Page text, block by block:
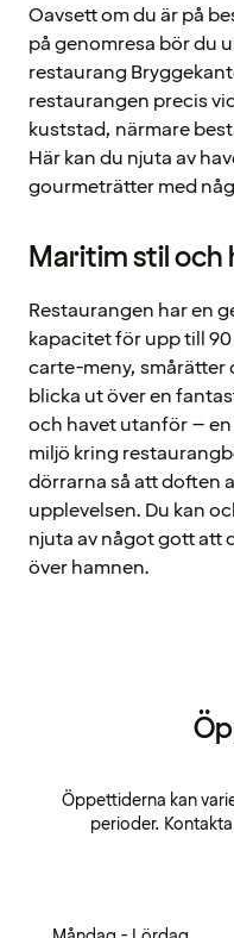
Oavsett om du är på
på genomresa bör du
restaurang
restaurangen precis
kuststad, närmare
Här kan du njuta av
gourmeträtter med
Maritim stil och
Restaurangen har en
kapacitet för upp till
carte-meny, smårätter
blicka ut över en
och havet utanför –
miljö kring
dörrarna så att doften
upplevelsen. Du kan
njuta av något gott att
över hamnen.
Öppettiderna kan
perioder.